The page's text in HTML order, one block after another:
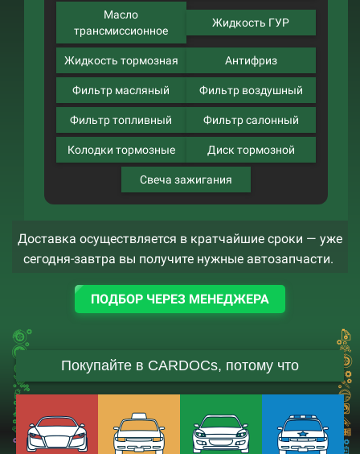
Масло
трансмиссионное
Жидкость ГУР
Жидкость тормозная Антифриз
Фильтр масляный Фильтр воздушный
Фильтр топливный Фильтр салонный
Колодки тормозные Диск тормозной
Свеча зажигания
Доставка осуществляется в кратчайшие сроки — уже
сегодня-завтра вы получите нужные автозапчасти.
ПОДБОР ЧЕРЕЗ МЕНЕДЖЕРА
Покупайте в CARDOCs, потому что